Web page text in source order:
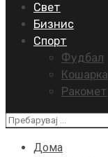
Свет
Бизнис
Спорт
Фудбал
Кошарка
Ракомет
Пребарувај
Дома